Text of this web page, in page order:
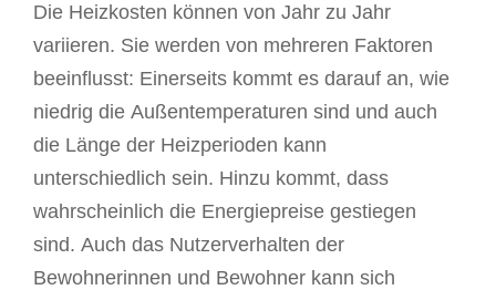
Die Heizkosten können von Jahr zu Jahr
variieren. Sie werden von mehreren Faktoren
beeinflusst: Einerseits kommt es darauf an, wie
niedrig die Außentemperaturen sind und auch
die Länge der Heizperioden kann
unterschiedlich sein. Hinzu kommt, dass
wahrscheinlich die Energiepreise gestiegen
sind. Auch das Nutzerverhalten der
Bewohnerinnen und Bewohner kann sich